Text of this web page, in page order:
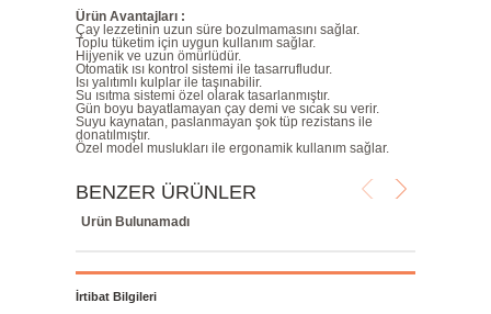
Ürün Avantajları :
Çay lezzetinin uzun süre bozulmamasını sağlar.
Toplu tüketim için uygun kullanım sağlar.
Hijyenik ve uzun ömürlüdür.
Otomatik ısı kontrol sistemi ile tasarrufludur.
Isı yalıtımlı kulplar ile taşınabilir.
Su ısıtma sistemi özel olarak tasarlanmıştır.
Gün boyu bayatlamayan çay demi ve sıcak su verir.
Suyu kaynatan, paslanmayan şok tüp rezistans ile
donatılmıştır.
Özel model muslukları ile ergonamik kullanım sağlar.
BENZER ÜRÜNLER
Ürün Bulunamadı
İrtibat Bilgileri